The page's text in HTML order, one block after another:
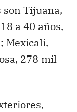
Tijuana,
a 40 años,
Mexicali,
278 mil